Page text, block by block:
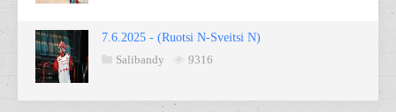
7.6.2025 - (Ruotsi N-Sveitsi N)
Salibandy
9316